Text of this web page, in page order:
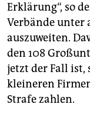
Erklärung“, so
Verbände unter
auszuweiten.
den 108
jetzt der Fall ist,
kleineren
Strafe zahlen.